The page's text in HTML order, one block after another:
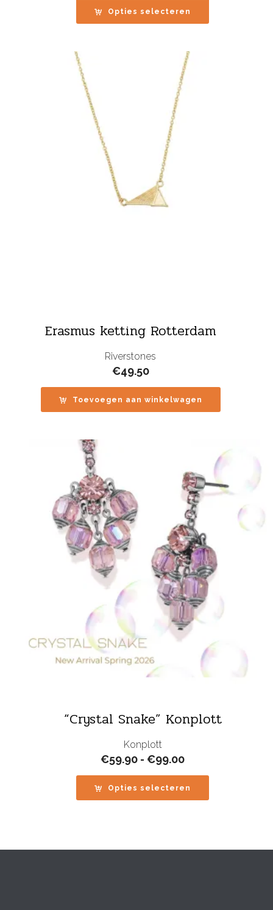
tot
€99.00
Opties selecteren
Erasmus ketting Rotterdam
Riverstones
€49.50
Toevoegen aan winkelwagen
“Crystal Snake” Konplott
Konplott
€59.90 - €99.00Prijsklasse:
tot
€99.00
Opties selecteren